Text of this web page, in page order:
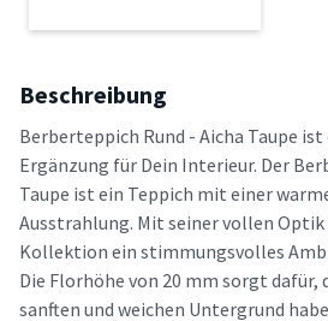
Beschreibung
Berberteppich Rund - Aicha Taupe
Ergänzung für Dein Interieur. Der
Taupe ist ein Teppich mit einer
Ausstrahlung. Mit seiner vollen
Kollektion ein stimmungsvolles
Die Florhöhe von 20 mm sorgt dafür,
sanften und weichen Untergrund